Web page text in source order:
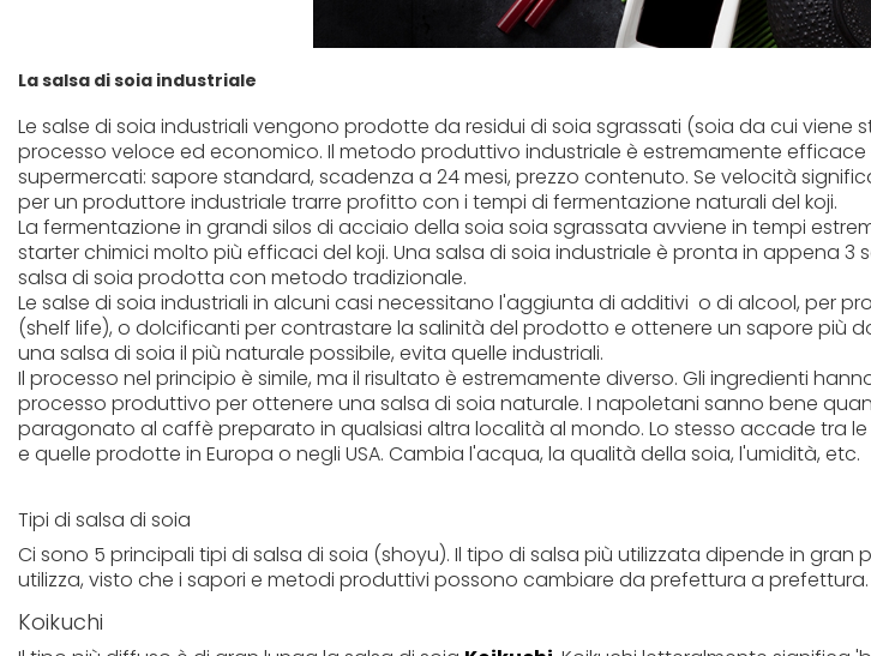
La salsa di soia industriale
Le salse di soia industriali vengono prodotte da residui di soia sgrassati (soia da cui viene
processo veloce ed economico. Il metodo produttivo industriale è estremamente
supermercati: sapore standard, scadenza a 24 mesi, prezzo contenuto. Se velocità
per un produttore industriale trarre profitto con i tempi di fermentazione naturali del koji.
La fermentazione in grandi silos di acciaio della soia soia sgrassata avviene in tempi
starter chimici molto più efficaci del koji. Una salsa di soia industriale è pronta in appena 3
salsa di soia prodotta con metodo tradizionale.
Le salse di soia industriali in alcuni casi necessitano l'aggiunta di additivi o di alcool, per
(shelf life), o dolcificanti per contrastare la salinità del prodotto e ottenere un sapore più
una salsa di soia il più naturale possibile, evita quelle industriali.
Il processo nel principio è simile, ma il risultato è estremamente diverso. Gli ingredienti
processo produttivo per ottenere una salsa di soia naturale. I napoletani sanno bene
paragonato al caffè preparato in qualsiasi altra località al mondo. Lo stesso accade tra
e quelle prodotte in Europa o negli USA. Cambia l'acqua, la qualità della soia, l'umidità, etc.
Tipi di salsa di soia
Ci sono 5 principali tipi di salsa di soia (shoyu). Il tipo di salsa più utilizzata dipende in gran
utilizza, visto che i sapori e metodi produttivi possono cambiare da prefettura a prefettura.
Koikuchi